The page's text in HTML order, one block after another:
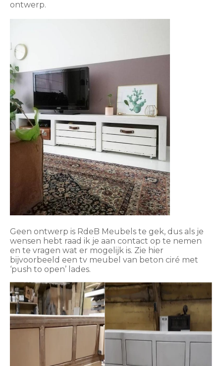
ontwerp.
Geen ontwerp is RdeB Meubels te gek, dus als je
wensen hebt raad ik je aan contact op te nemen
en te vragen wat er mogelijk is. Zie hier
bijvoorbeeld een tv meubel van beton ciré met
‘push to open’ lades.